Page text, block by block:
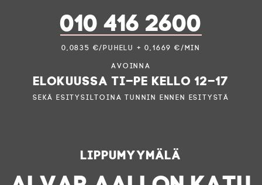
010 416 2600
0,0835 €/puhelu + 0,1669 €/min
Avoinna
elokuussa ti–pe kello 12–17
sekä esitysiltoina tunnin ennen esitystä
Lippumyymälä